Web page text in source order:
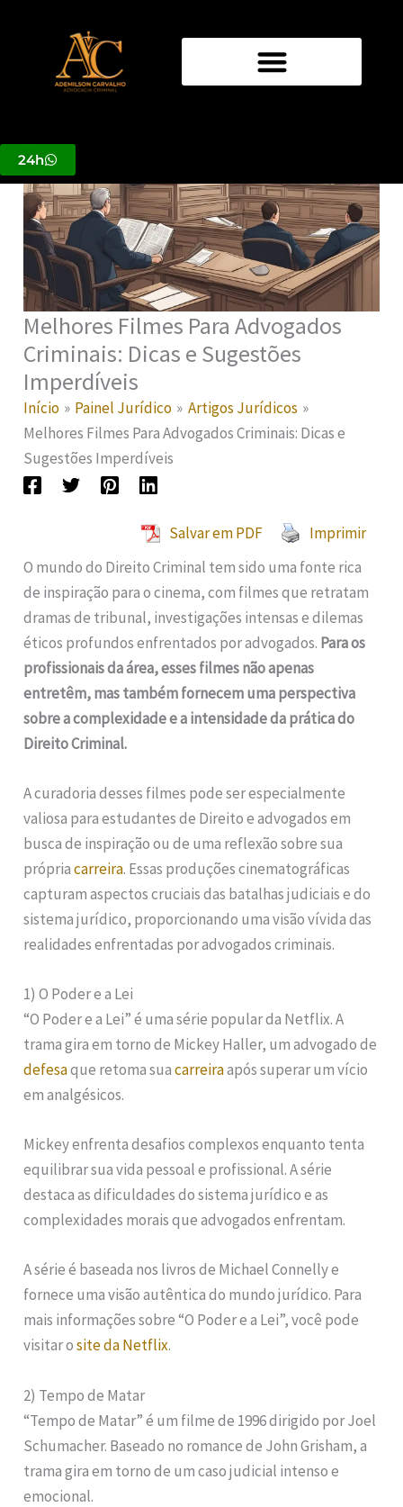
conteúdo
24h
Melhores Filmes Para Advogados
Criminais: Dicas e Sugestões
Imperdíveis
Início Painel Jurídico
Artigos Jurídicos
Melhores Filmes Para Advogados Criminais: Dicas e
Sugestões Imperdíveis
Salvar em PDF
Imprimir
O mundo do Direito Criminal tem sido uma fonte rica
de inspiração para o cinema, com filmes que retratam
dramas de tribunal, investigações intensas e dilemas
éticos profundos enfrentados por advogados. Para os
profissionais da área, esses filmes não apenas
entretêm, mas também fornecem uma perspectiva
sobre a complexidade e a intensidade da prática do
Direito Criminal.
A curadoria desses filmes pode ser especialmente
valiosa para estudantes de Direito e advogados em
busca de inspiração ou de uma reflexão sobre sua
própriacarreira. Essas produções cinematográficas
capturam aspectos cruciais das batalhas judiciais e do
sistema jurídico, proporcionando uma visão vívida das
realidades enfrentadas por advogados criminais.
1) O Poder e a Lei
“O Poder e a Lei” é uma série popular da Netflix. A
trama gira em torno de Mickey Haller, um advogado de
defesaque retoma suacarreiraapós superar um vício
em analgésicos.
Mickey enfrenta desafios complexos enquanto tenta
equilibrar sua vida pessoal e profissional. A série
destaca as dificuldades do sistema jurídico e as
complexidades morais que advogados enfrentam.
A série é baseada nos livros de Michael Connelly e
fornece uma visão autêntica do mundo jurídico. Para
mais informações sobre “O Poder e a Lei”, você pode
visitar osite da Netflix.
2) Tempo de Matar
“Tempo de Matar” é um filme de 1996 dirigido por Joel
Schumacher. Baseado no romance de John Grisham, a
trama gira em torno de um caso judicial intenso e
emocional.